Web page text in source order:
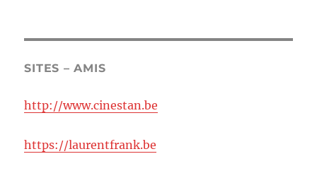
SITES – AMIS
http://www.cinestan.be
https://laurentfrank.be